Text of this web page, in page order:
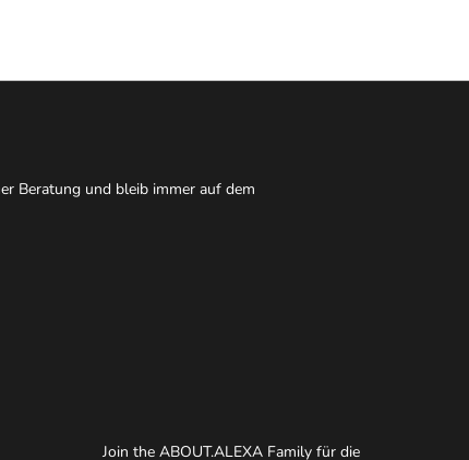
Beratung und bleib immer auf dem
Join the ABOUT.ALEXA Family für die